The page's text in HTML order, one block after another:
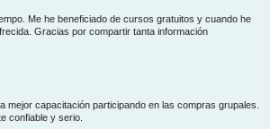
Me he beneficiado de cursos gratuitos y cuando he
Gracias por compartir tanta información
mejor capacitación participando en las compras grupales.
confiable y serio.